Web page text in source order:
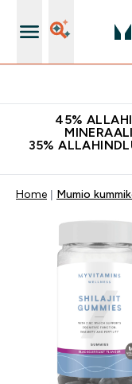
45%
35%
Home Mumio